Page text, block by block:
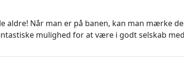
Når man er på banen, kan man mærke
mulighed for at være i godt selskab